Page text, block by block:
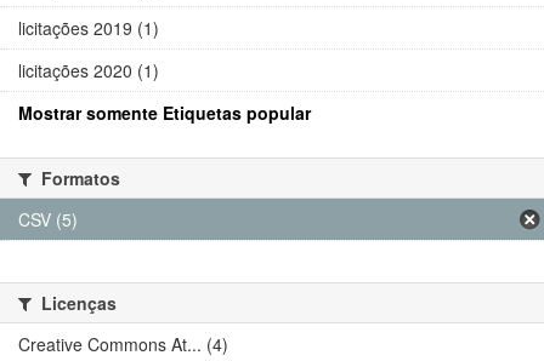
licitações 2019 (1)
licitações 2020 (1)
Mostrar somente Etiquetas popular
Formatos
CSV (5)
Licenças
Creative Commons At... (4)